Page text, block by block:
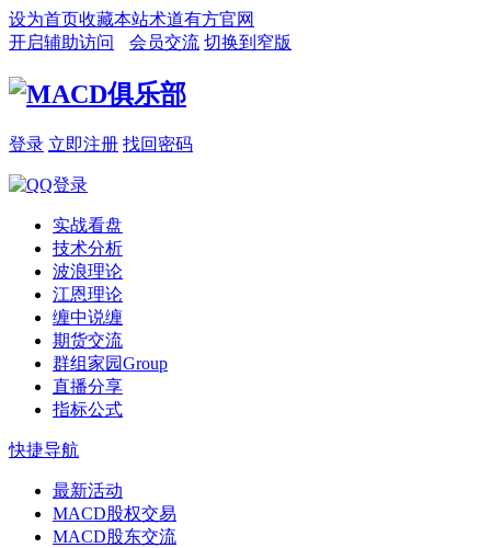
设为首页收藏本站术道有方官网
开启辅助访问
会员交流 切换到窄版
登录 立即注册 找回密码
实战看盘
技术分析
波浪理论
江恩理论
缠中说缠
期货交流
群组家园Group
直播分享
指标公式
快捷导航
最新活动
MACD股权交易
MACD股东交流